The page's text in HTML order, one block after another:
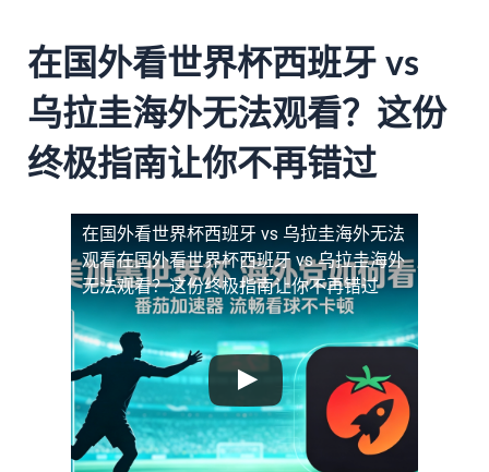
在国外看世界杯西班牙 vs
乌拉圭海外无法观看？这份
终极指南让你不再错过
在国外看世界杯西班牙 vs 乌拉圭海外无法
观看在国外看世界杯西班牙 vs 乌拉圭海外
无法观看？这份终极指南让你不再错过